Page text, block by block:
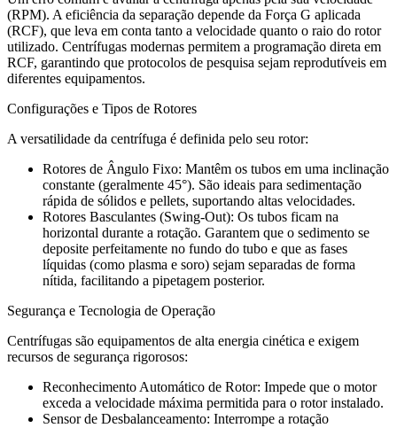
(RPM). A eficiência da separação depende da Força G aplicada
(RCF), que leva em conta tanto a velocidade quanto o raio do rotor
utilizado. Centrífugas modernas permitem a programação direta em
RCF, garantindo que protocolos de pesquisa sejam reprodutíveis em
diferentes equipamentos.
Configurações e Tipos de Rotores
A versatilidade da centrífuga é definida pelo seu rotor:
Rotores de Ângulo Fixo: Mantêm os tubos em uma inclinação
constante (geralmente 45°). São ideais para sedimentação
rápida de sólidos e pellets, suportando altas velocidades.
Rotores Basculantes (Swing-Out): Os tubos ficam na
horizontal durante a rotação. Garantem que o sedimento se
deposite perfeitamente no fundo do tubo e que as fases
líquidas (como plasma e soro) sejam separadas de forma
nítida, facilitando a pipetagem posterior.
Segurança e Tecnologia de Operação
Centrífugas são equipamentos de alta energia cinética e exigem
recursos de segurança rigorosos:
Reconhecimento Automático de Rotor: Impede que o motor
exceda a velocidade máxima permitida para o rotor instalado.
Sensor de Desbalanceamento: Interrompe a rotação